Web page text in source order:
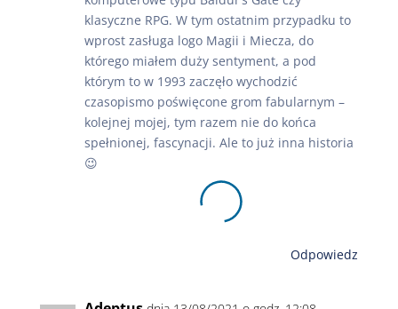
klasyczne RPG. W tym ostatnim przypadku to
wprost zasługa logo Magii i Miecza, do
którego miałem duży sentyment, a pod
którym to w 1993 zaczęło wychodzić
czasopismo poświęcone grom fabularnym –
kolejnej mojej, tym razem nie do końca
spełnionej, fascynacji. Ale to już inna historia
😉
Odpowiedz